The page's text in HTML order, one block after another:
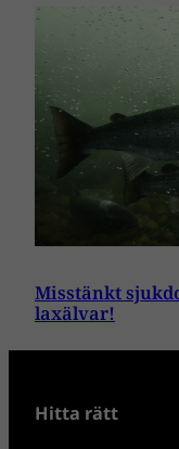
Misstänkt
laxälvar!
Hitta rätt